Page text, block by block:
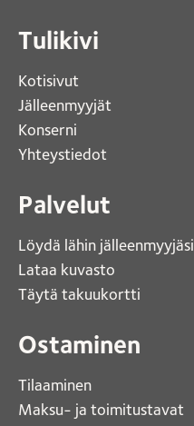
Tulikivi
Kotisivut
Jälleenmyyjät
Konserni
Yhteystiedot
Palvelut
Löydä lähin jälleenmyyjäsi
Lataa kuvasto
Täytä takuukortti
Ostaminen
Tilaaminen
Maksu- ja toimitustavat